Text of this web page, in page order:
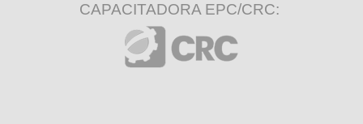
CAPACITADORA EPC/CRC: